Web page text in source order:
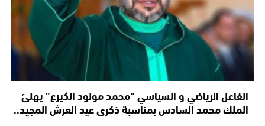
الفاعل الرياضي و السياسي “محمد مولود الكيرع” يهنئ
الملك محمد السادس بمناسبة ذكرى عيد العرش المجيد..